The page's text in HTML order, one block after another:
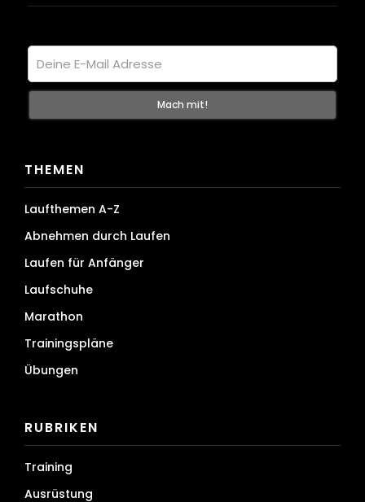
THEMEN
Laufthemen A-Z
Abnehmen durch Laufen
Laufen für Anfänger
Laufschuhe
Marathon
Trainingspläne
Übungen
RUBRIKEN
Training
Ausrüstung